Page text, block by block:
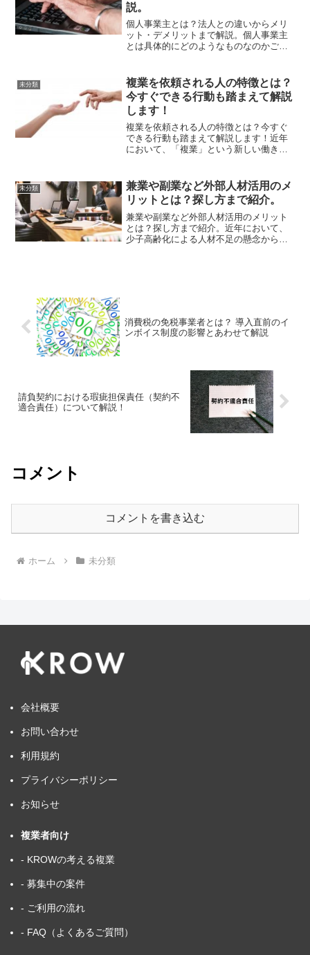
説。
個人事業主とは？法人との違いからメリ
ット・デメリットまで解説。個人事業主
とは具体的にどのようなものなのかご存
で今回は個人事業主の定義や法人・フリ
ーランスとの違い、メリッ...
未分類
複業を依頼される人の特徴とは？
今すぐできる行動も踏まえて解説
します！
複業を依頼される人の特徴とは？今すぐ
できる行動も踏まえて解説します！近年
において、「複業」という新しい働き方
複業を始める理由として、収入アップだ
けでなく「自己実現への挑...
未分類
兼業や副業など外部人材活用のメ
リットとは？探し方まで紹介。
兼業や副業など外部人材活用のメリット
とは？探し方まで紹介。近年において、
少子高齢化による人材不足の懸念から兼
消費税の免税事業者とは？ 導入直前のイ
ンボイス制度の影響とあわせて解説
請負契約における瑕疵担保責任（契約不
適合責任）について解説！
コメント
コメントを書き込む
ホーム 未分類
会社概要
お問い合わせ
利用規約
プライバシーポリシー
お知らせ
複業者向け
- KROWの考える複業
- 募集中の案件
- ご利用の流れ
- FAQ（よくあるご質問）